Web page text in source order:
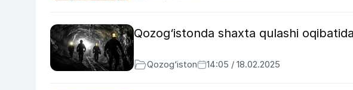
Qozog‘istonda shaxta qulashi
Qozog‘iston 14:05 / 18.02.2025